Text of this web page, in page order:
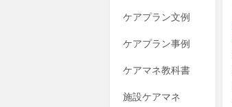
ケアプラン文例
ケアプラン事例
ケアマネ教科書
施設ケアマネ